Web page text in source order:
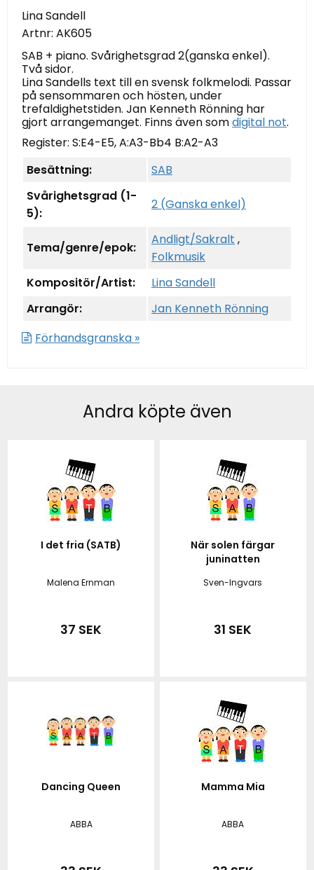
Lina Sandell
Artnr: AK605
SAB + piano. Svårighetsgrad 2(ganska enkel).
Två sidor.
Lina Sandells text till en svensk folkmelodi. Passar
på sensommaren och hösten, under
trefaldighetstiden. Jan Kenneth Rönning har
gjort arrangemanget. Finns även somdigital not.
Register: S:E4-E5, A:A3-Bb4 B:A2-A3
Besättning:
SAB
Svårighetsgrad (1-
5):
2 (Ganska enkel)
Tema/genre/epok:
Andligt/Sakralt ,
Folkmusik
Kompositör/Artist:
Lina Sandell
Arrangör:
Jan Kenneth Rönning
Förhandsgranska »
Andra köpte även
I det fria (SATB)
Malena Ernman
37 SEK
När solen färgar
juninatten
Sven-Ingvars
31 SEK
Dancing Queen
ABBA
Mamma Mia
ABBA